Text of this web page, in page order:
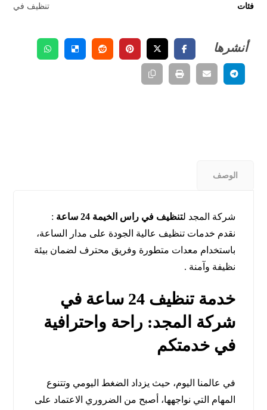
فئات
تنظيف في
الوصف
شركة المجد لتنظيف في راس الخيمة 24 ساعة
:
نقدم خدمات تنظيف عالية الجودة على مدار الساعة،
باستخدام معدات متطورة وفريق محترف لضمان بيئة
نظيفة وآمنة .
خدمة تنظيف 24 ساعة في
شركة المجد: راحة واحترافية
في خدمتكم
في عالمنا اليوم، حيث يزداد الضغط اليومي وتتنوع
المهام التي نواجهها، أصبح من الضروري الاعتماد على